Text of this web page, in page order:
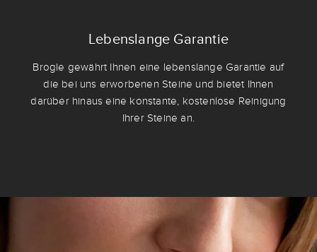
Lebenslange Garantie
Brogle gewährt Ihnen eine lebenslange Garantie auf
die bei uns erworbenen Steine und bietet Ihnen
darüber hinaus eine konstante, kostenlose Reinigung
Ihrer Steine an.